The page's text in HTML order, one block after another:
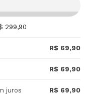
299,90
R$ 69,90
R$ 69,90
juros R$ 69,90